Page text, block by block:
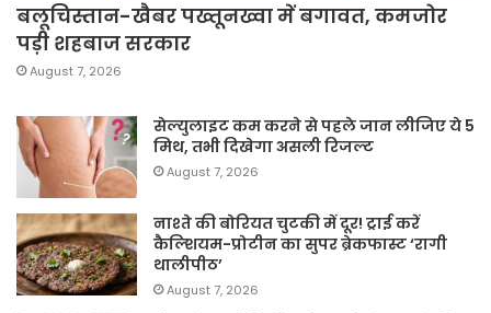
बलूचिस्तान-खैबर पख्तूनख्वा में बगावत, कमजोर
पड़ी शहबाज सरकार
August 7, 2026
सेल्युलाइट कम करने से पहले जान लीजिए ये 5
मिथ, तभी दिखेगा असली रिजल्ट
August 7, 2026
नाश्ते की बोरियत चुटकी में दूर! ट्राई करें
कैल्शियम-प्रोटीन का सुपर ब्रेकफास्ट ‘रागी
थालीपीठ’
August 7, 2026